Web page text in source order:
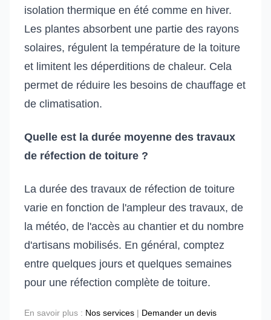
isolation thermique en été comme en hiver.
Les plantes absorbent une partie des rayons
solaires, régulent la température de la toiture
et limitent les déperditions de chaleur. Cela
permet de réduire les besoins de chauffage et
de climatisation.
Quelle est la durée moyenne des travaux
de réfection de toiture ?
La durée des travaux de réfection de toiture
varie en fonction de l'ampleur des travaux, de
la météo, de l'accès au chantier et du nombre
d'artisans mobilisés. En général, comptez
entre quelques jours et quelques semaines
pour une réfection complète de toiture.
En savoir plus : Nos services | Demander un devis